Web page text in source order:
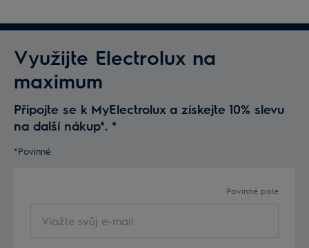
Využijte Electrolux na
maximum
Připojte se k MyElectrolux a získejte 10% slevu
na další nákup*. *
*Povinné
Povinné pole
svůj